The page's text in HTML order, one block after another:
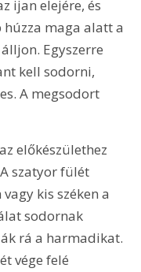
ijan elejére, és
maga alatt a
Egyszerre
kell sodorni,
A megsodort
előkészülethez
szatyor fülét
kis széken a
sodornak
rá a harmadikat.
vége felé